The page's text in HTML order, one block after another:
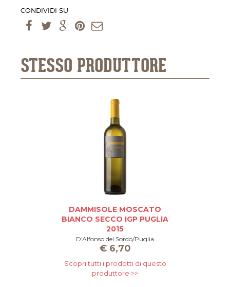
CONDIVIDI SU
STESSO PRODUTTORE
DAMMISOLE MOSCATO
BIANCO SECCO IGP PUGLIA
2015
D'Alfonso del Sordo/Puglia
€6,70
Scopri tutti i prodotti di questo
produttore >>